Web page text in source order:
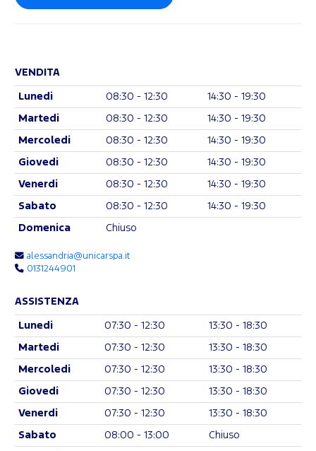
VENDITA
Lunedi 08:30 - 12:30 14:30 - 19:30
Martedi 08:30 - 12:30 14:30 - 19:30
Mercoledi 08:30 - 12:30 14:30 - 19:30
Giovedi 08:30 - 12:30 14:30 - 19:30
Venerdi 08:30 - 12:30 14:30 - 19:30
Sabato 08:30 - 12:30 14:30 - 19:30
Domenica Chiuso
alessandria@unicarspa.it
0131244901
ASSISTENZA
Lunedi 07:30 - 12:30 13:30 - 18:30
Martedi 07:30 - 12:30 13:30 - 18:30
Mercoledi 07:30 - 12:30 13:30 - 18:30
Giovedi 07:30 - 12:30 13:30 - 18:30
Venerdi 07:30 - 12:30 13:30 - 18:30
Sabato 08:00 - 13:00 Chiuso